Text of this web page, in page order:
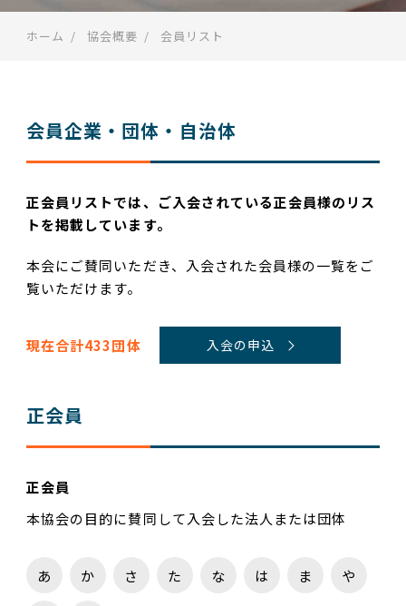
ホーム 協会概要 会員リスト
会員企業・団体・⾃治体
正会員リストでは、ご⼊会されている正会員様のリス
トを掲載しています。
本会にご賛同いただき、⼊会された会員様の⼀覧をご
覧いただけます。
現在合計433団体 ⼊会の申込
正会員
正会員
本協会の⽬的に賛同して⼊会した法⼈または団体
あ か さ た な は ま や